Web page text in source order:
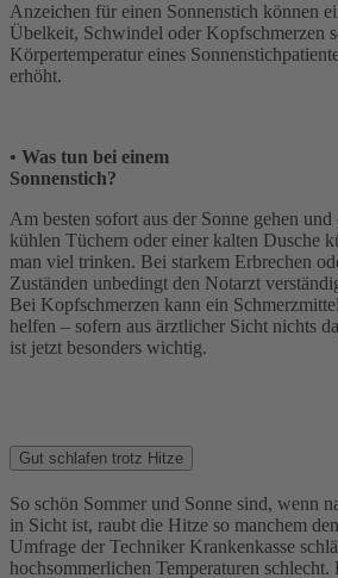
Anzeichen für einen Sonnenstich können
Übelkeit, Schwindel oder Kopfschmerzen
Körpertemperatur eines
erhöht.
• Was tun bei einem
Am besten sofort aus der Sonne gehen
kühlen Tüchern oder einer kalten Dusche
man viel trinken. Bei starkem Erbrechen
Zuständen unbedingt den Notarzt
Bei Kopfschmerzen kann ein
helfen – sofern aus ärztlicher Sicht nichts
ist jetzt besonders wichtig.
Gut schlafen trotz Hitze
So schön Sommer und Sonne sind, wenn
in Sicht ist, raubt die Hitze so manchem
Umfrage der Techniker Krankenkasse
hochsommerlichen Temperaturen schlecht.